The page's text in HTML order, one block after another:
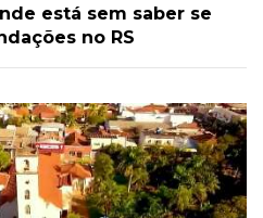
está sem saber se
no RS